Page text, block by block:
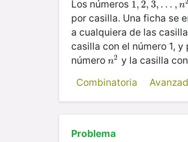
Los números 1, 2, 3, … , n
1,2,3,… n 2
por casilla. Una ficha se
a cualquiera de las
casilla con el número 1,
número n2
n2 y la casilla
Combinatoria
Problema